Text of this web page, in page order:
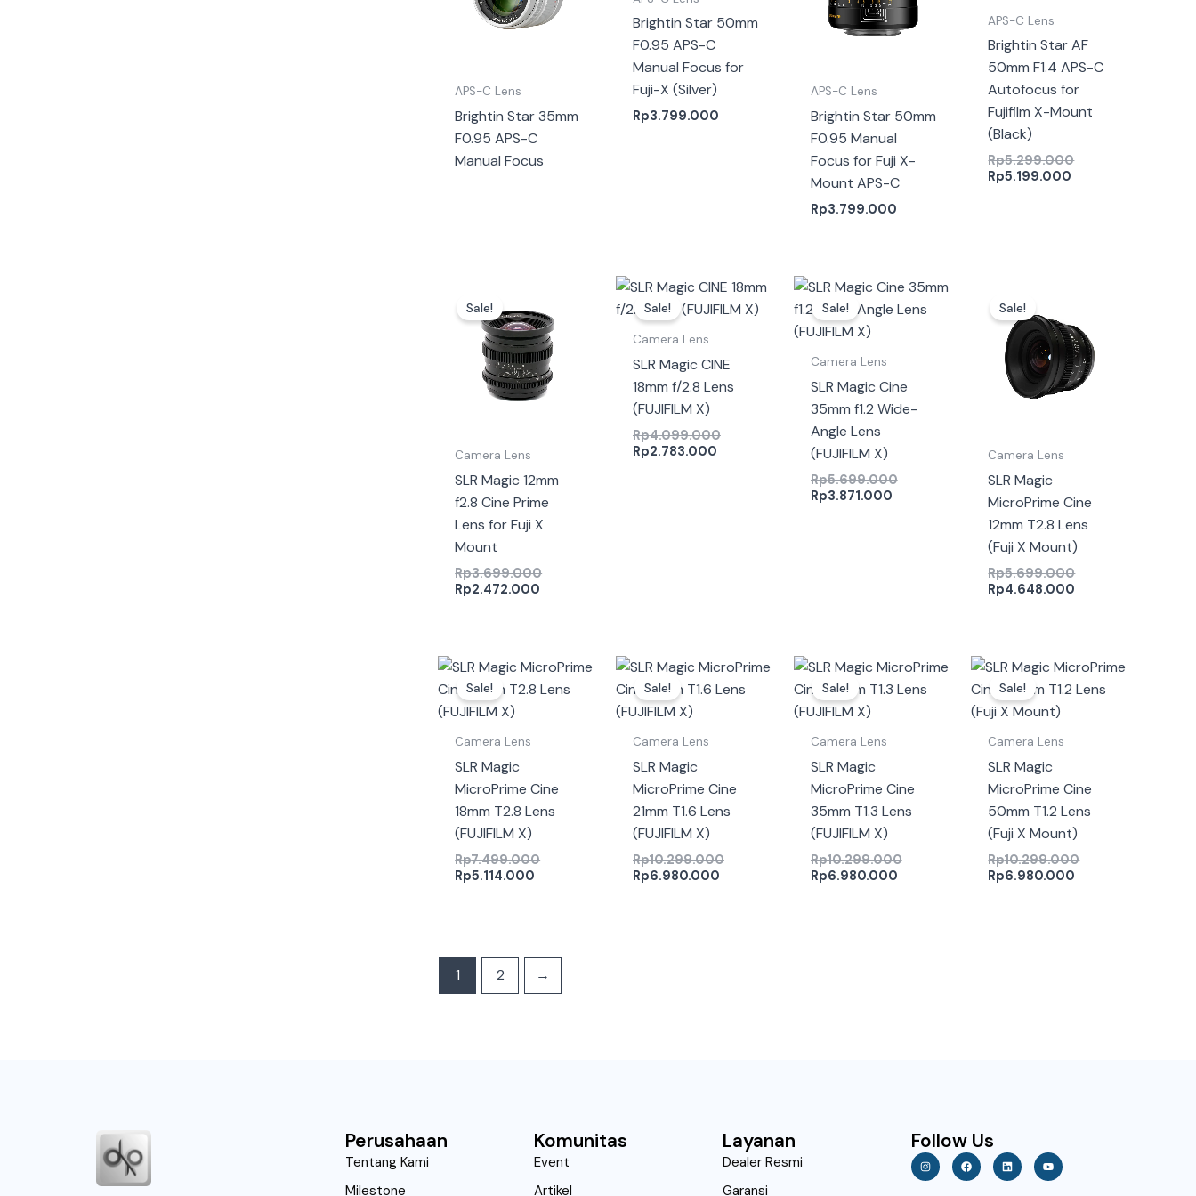
APS-C Lens
Brightin Star 35mm
F0.95 APS-C
Manual Focus
Brightin Star 50mm
F0.95 APS-C
Manual Focus for
Fuji-X (Silver)
Rp3.799.000
APS-C Lens
Brightin Star 50mm
F0.95 Manual
Focus for Fuji X-
Mount APS-C
Rp3.799.000
APS-C Lens
Brightin Star AF
50mm F1.4 APS-C
Autofocus for
Fujifilm X-Mount
(Black)
Rp5.299.000
Rp5.199.000
Sale!
Camera Lens
SLR Magic 12mm
f2.8 Cine Prime
Lens for Fuji X
Mount
Rp3.699.000
adalah:
Rp3.699.000.
Rp2.472.000
ini
adalah:
Rp2.472.000.
Sale!
Camera Lens
SLR Magic CINE
18mm f/2.8 Lens
(FUJIFILM X)
Rp4.099.000
Harga
aslinya
adalah:
Rp4.099.000.
Rp2.783.000
Harga
ini
Sale!
Camera Lens
SLR Magic Cine
35mm f1.2 Wide-
Angle Lens
(FUJIFILM X)
Rp5.699.000
Harga
adalah:
Rp3.871.000
Harga
ini
Sale!
Camera Lens
SLR Magic
MicroPrime Cine
12mm T2.8 Lens
(Fuji X Mount)
Rp5.699.000
Rp5.699.000.
Rp4.648.000
adalah:
Rp4.648.000.
Sale!
Camera Lens
SLR Magic
MicroPrime Cine
18mm T2.8 Lens
(FUJIFILM X)
Rp7.499.000
Harga
adalah:
Rp7.499.000.
Rp5.114.000
Harga
ini
Sale!
Camera Lens
SLR Magic
MicroPrime Cine
21mm T1.6 Lens
(FUJIFILM X)
Rp10.299.000
Harga
adalah:
Rp10.299.000.
Rp6.980.000
Harga
ini
Sale!
Camera Lens
SLR Magic
MicroPrime Cine
35mm T1.3 Lens
(FUJIFILM X)
Rp10.299.000
Harga
adalah:
Rp10.299.000.
Rp6.980.000
Harga
ini
Sale!
Camera Lens
SLR Magic
MicroPrime Cine
50mm T1.2 Lens
(Fuji X Mount)
Rp10.299.000
Harga
adalah:
Rp6.980.000
Harga
ini
1 2 →
Perusahaan
Tentang Kami
Milestone
Komunitas
Event
Artikel
Layanan
Dealer Resmi
Garansi
Follow Us
I
n
s
F
a
c
L
i
n
Y
o
u